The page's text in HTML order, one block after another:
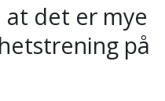
at det er mye
på